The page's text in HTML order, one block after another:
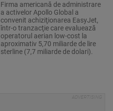
Firma americană de administrare
a activelor Apollo Global a
convenit achiziţionarea EasyJet,
într-o tranzacţie care evaluează
operatorul aerian low-cost la
aproximativ 5,70 miliarde de lire
sterline (7,7 miliarde de dolari).